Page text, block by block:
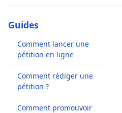
Guides
Comment lancer une
pétition en ligne
Comment rédiger une
pétition ?
Comment promouvoir